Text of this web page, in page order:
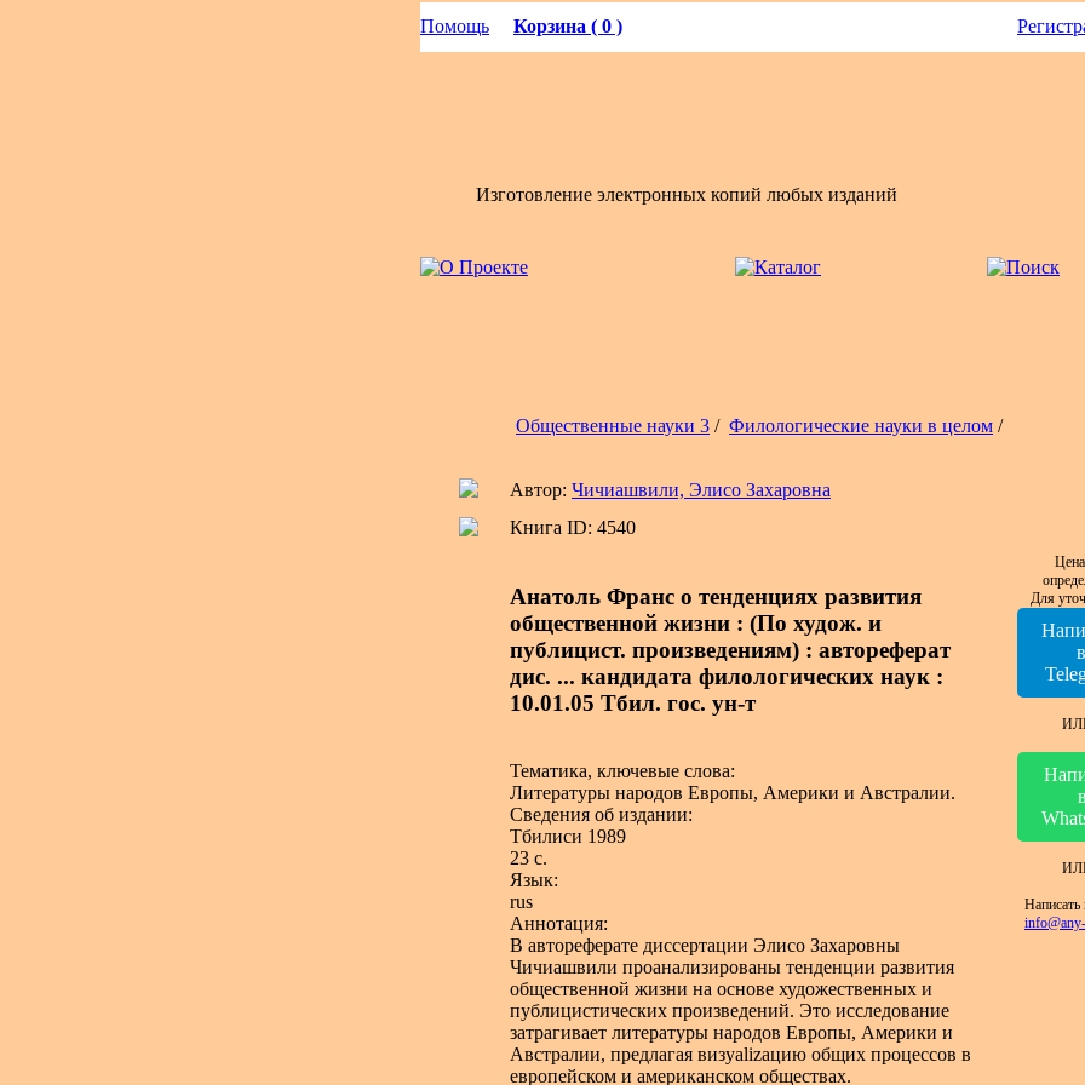
Помощь Корзина ( 0 )
Изготовление электронных копий любых изданий
Общественные науки 3 / Филологические науки в целом /
Автор: Чичиашвили, Элисо Захаровна
Книга ID: 4540
Анатоль Франс о тенденциях развития
общественной жизни : (По худож. и
публицист. произведениям) : автореферат
дис. ... кандидата филологических наук :
10.01.05 Тбил. гос. ун-т
Тематика, ключевые слова:
Литературы народов Европы, Америки и Австралии.
Сведения об издании:
Тбилиси 1989
23 с.
Язык:
rus
Аннотация:
В автореферате диссертации Элисо Захаровны
Чичиашвили проанализированы тенденции развития
общественной жизни на основе художественных и
публицистических произведений. Это исследование
затрагивает литературы народов Европы, Америки и
Австралии, предлагая визуalizацию общих процессов в
европейском и американском обществах.
Для
в
в
Написать